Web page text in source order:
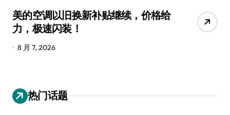
美的空调以旧换新补贴继续，价格给
力，极速闪装！
8 月 7, 2026
热门话题